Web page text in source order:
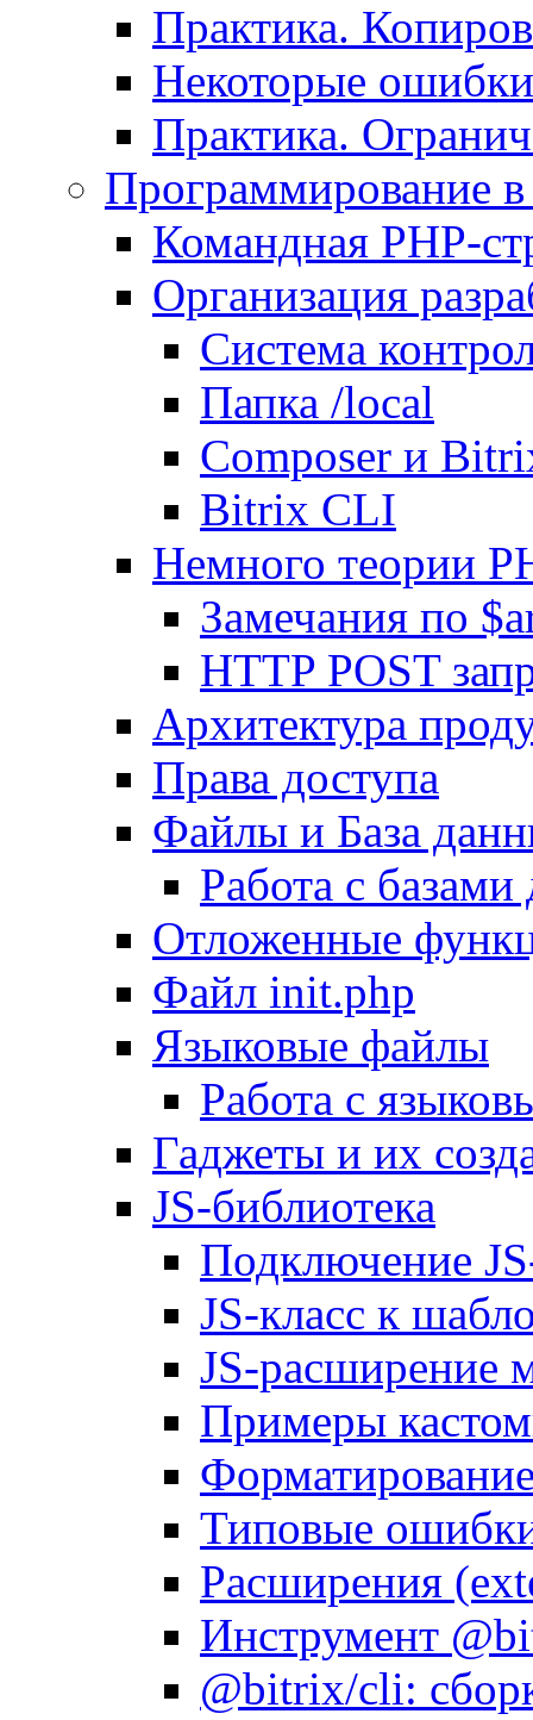
Практика.
Некоторые
Практика.
Программирование
Командная PHP-
Организация
Система
Папка /local
Composer и
Bitrix CLI
Немного теории
Замечания по
HTTP POST
Архитектура
Права доступа
Файлы и База
Работа с
Отложенные
Файл init.php
Языковые файлы
Работа с
Гаджеты и их
JS-библиотека
Подключение
JS-класс к
JS-расширение
Примеры
Типовые
Расширения
Инструмент
@bitrix/cli: